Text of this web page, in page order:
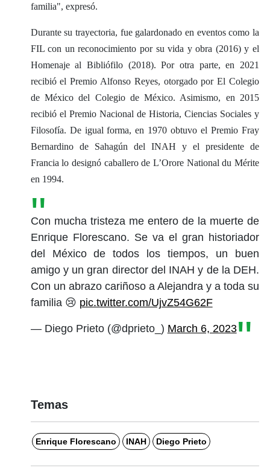
familia", expresó.
Durante su trayectoria, fue galardonado en eventos como la
FIL con un reconocimiento por su vida y obra (2016) y el
Homenaje al Bibliófilo (2018). Por otra parte, en 2021
recibió el Premio Alfonso Reyes, otorgado por El Colegio
de México del Colegio de México. Asimismo, en 2015
recibió el Premio Nacional de Historia, Ciencias Sociales y
Filosofía. De igual forma, en 1970 obtuvo el Premio Fray
Bernardino de Sahagún del INAH y el presidente de
Francia lo designó caballero de L’Orore National du Mérite
en 1994.
Con mucha tristeza me entero de la muerte de
Enrique Florescano. Se va el gran historiador
del México de todos los tiempos, un buen
amigo y un gran director del INAH y de la DEH.
Con un abrazo cariñoso a Alejandra y a toda su
familia 😢 pic.twitter.com/UjvZ54G62F
— Diego Prieto (@dprieto_) March 6, 2023
Temas
Enrique Florescano INAH Diego Prieto